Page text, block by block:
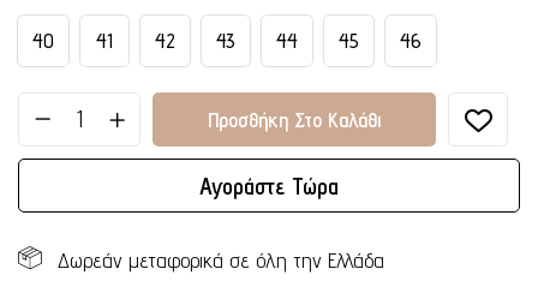
40 41 42 43 44 45 46
Προσθήκη Στο Καλάθι
Αγοράστε Τώρα
Δωρεάν μεταφορικά σε όλη την Ελλάδα